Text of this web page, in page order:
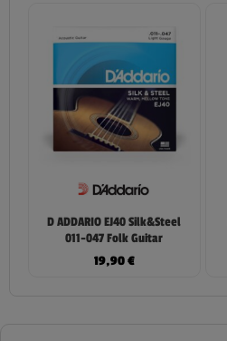
D ADDARIO EJ40 Silk&Steel
011-047 Folk Guitar
19,90€